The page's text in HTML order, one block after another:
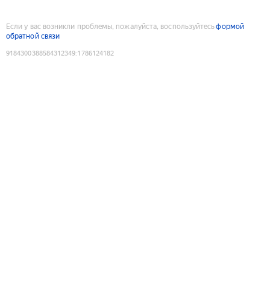
Если у вас возникли проблемы, пожалуйста, воспользуйтесьформой
обратной связи
9184300388584312349:1786124182